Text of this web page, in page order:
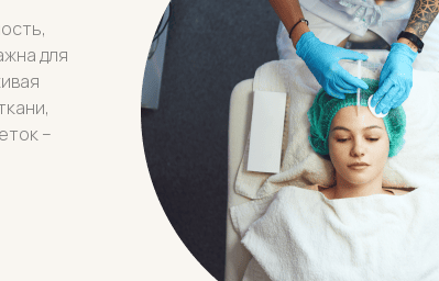
для
–